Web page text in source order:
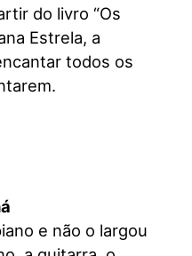
do livro “Os
Estrela, a
todos os
e não o largou